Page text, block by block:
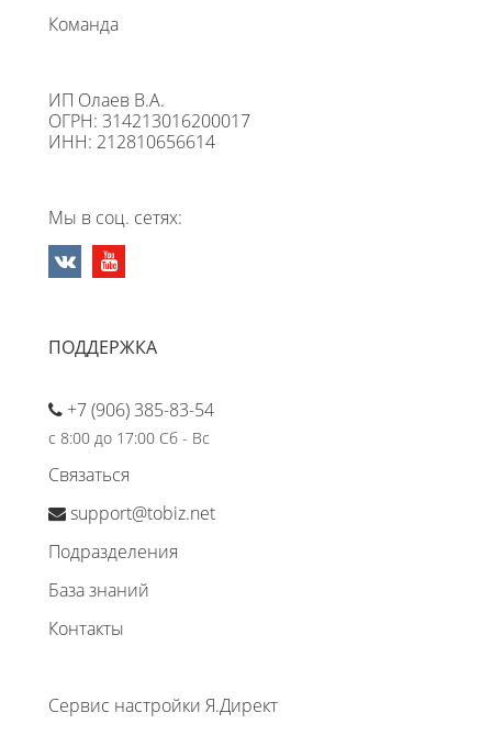
Команда
ИП Олаев В.А.
ОГРН: 314213016200017
ИНН: 212810656614
Мы в соц. сетях:
ПОДДЕРЖКА
+7 (906) 385-83-54
с 8:00 до 17:00 Сб - Вс
Связаться
support@tobiz.net
Подразделения
База знаний
Контакты
Сервис настройки Я.Директ